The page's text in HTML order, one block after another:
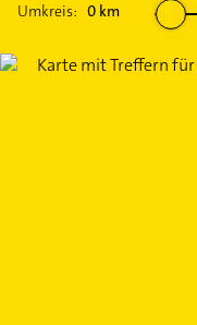
Umkreis: 0 km